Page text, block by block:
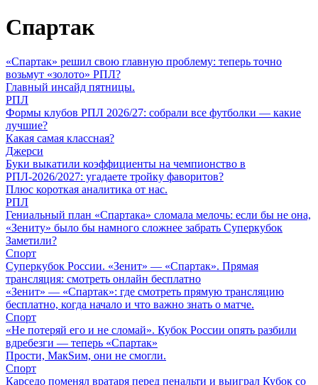
Спартак
«Спартак» решил свою главную проблему: теперь точно
возьмут «золото» РПЛ?
Главный инсайд пятницы.
РПЛ
Формы клубов РПЛ 2026/27: собрали все футболки — какие
лучшие?
Какая самая классная?
Джерси
Буки выкатили коэффициенты на чемпионство в
РПЛ-2026/2027: угадаете тройку фаворитов?
Плюс короткая аналитика от нас.
РПЛ
Гениальный план «Спартака» сломала мелочь: если бы не она,
«Зениту» было бы намного сложнее забрать Суперкубок
Заметили?
Спорт
Суперкубок России. «Зенит» — «Спартак». Прямая
трансляция: смотреть онлайн бесплатно
«Зенит» — «Спартак»: где смотреть прямую трансляцию
бесплатно, когда начало и что важно знать о матче.
Спорт
«Не потеряй его и не сломай». Кубок России опять разбили
вдребезги — теперь «Спартак»
Прости, МакSим, они не смогли.
Спорт
Карседо поменял вратаря перед пенальти и выиграл Кубок со